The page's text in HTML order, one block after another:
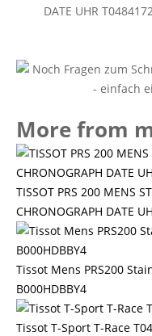
DATE UHR
More from
TISSOT PRS 200 MENS
CHRONOGRAPH DATE
Tissot Mens PRS200
B000HDBBY4
Tissot T-Sport T-Race